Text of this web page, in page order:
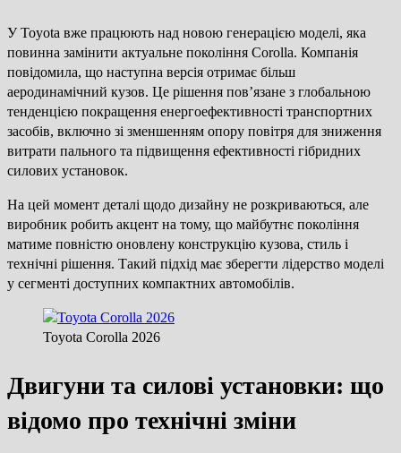
У Toyota вже працюють над новою генерацією моделі, яка
повинна замінити актуальне покоління Corolla. Компанія
повідомила, що наступна версія отримає більш
аеродинамічний кузов. Це рішення пов’язане з глобальною
тенденцією покращення енергоефективності транспортних
засобів, включно зі зменшенням опору повітря для зниження
витрати пального та підвищення ефективності гібридних
силових установок.
На цей момент деталі щодо дизайну не розкриваються, але
виробник робить акцент на тому, що майбутнє покоління
матиме повністю оновлену конструкцію кузова, стиль і
технічні рішення. Такий підхід має зберегти лідерство моделі
у сегменті доступних компактних автомобілів.
Toyota Corolla 2026
Двигуни та силові установки: що
відомо про технічні зміни